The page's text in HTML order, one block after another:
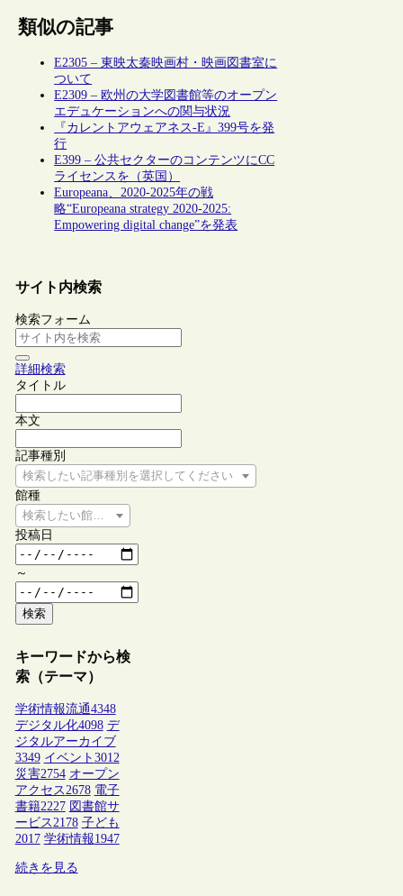
類似の記事
E2305 – 東映太秦映画村・映画図書室に
ついて
E2309 – 欧州の大学図書館等のオープン
エデュケーションへの関与状況
『カレントアウェアネス-E』399号を発
行
E399 – 公共セクターのコンテンツにCC
ライセンスを（英国）
Europeana、2020-2025年の戦
略“Europeana strategy 2020-2025:
Empowering digital change”を発表
サイト内検索
検索フォーム
詳細検索
タイトル
本文
記事種別
検索したい記事種別を選択してください
館種
検索したい館種を選択してください
投稿日
～
検索
キーワードから検
索（テーマ）
学術情報流通4348
デジタル化4098 デ
ジタルアーカイブ
3349 イベント 3012
災害2754 オープン
アクセス2678 電子
書籍2227 図書館サ
ービス2178 子ども
2017 学術情報1947
続きを見る